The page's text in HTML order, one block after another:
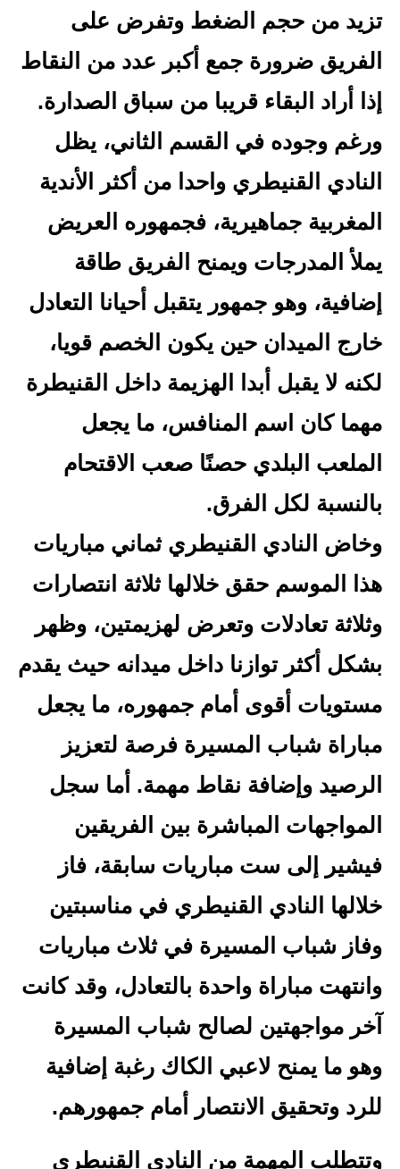
تزيد من حجم الضغط وتفرض على
الفريق ضرورة جمع أكبر عدد من النقاط
إذا أراد البقاء قريبا من سباق الصدارة.
ورغم وجوده في القسم الثاني، يظل
النادي القنيطري واحدا من أكثر الأندية
المغربية جماهيرية، فجمهوره العريض
يملأ المدرجات ويمنح الفريق طاقة
إضافية، وهو جمهور يتقبل أحيانا التعادل
خارج الميدان حين يكون الخصم قويا،
لكنه لا يقبل أبدا الهزيمة داخل القنيطرة
مهما كان اسم المنافس، ما يجعل
الملعب البلدي حصنًا صعب الاقتحام
بالنسبة لكل الفرق.
وخاض النادي القنيطري ثماني مباريات
هذا الموسم حقق خلالها ثلاثة انتصارات
وثلاثة تعادلات وتعرض لهزيمتين، وظهر
بشكل أكثر توازنا داخل ميدانه حيث يقدم
مستويات أقوى أمام جمهوره، ما يجعل
مباراة شباب المسيرة فرصة لتعزيز
الرصيد وإضافة نقاط مهمة. أما سجل
المواجهات المباشرة بين الفريقين
فيشير إلى ست مباريات سابقة، فاز
خلالها النادي القنيطري في مناسبتين
وفاز شباب المسيرة في ثلاث مباريات
وانتهت مباراة واحدة بالتعادل، وقد كانت
آخر مواجهتين لصالح شباب المسيرة
وهو ما يمنح لاعبي الكاك رغبة إضافية
للرد وتحقيق الانتصار أمام جمهورهم.
وتتطلب المهمة من النادي القنيطري